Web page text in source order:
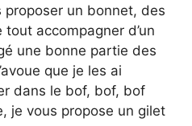
un bonnet, des
accompagner d’un
une bonne partie des
que je les ai
dans le bof, bof, bof
je vous propose un gilet